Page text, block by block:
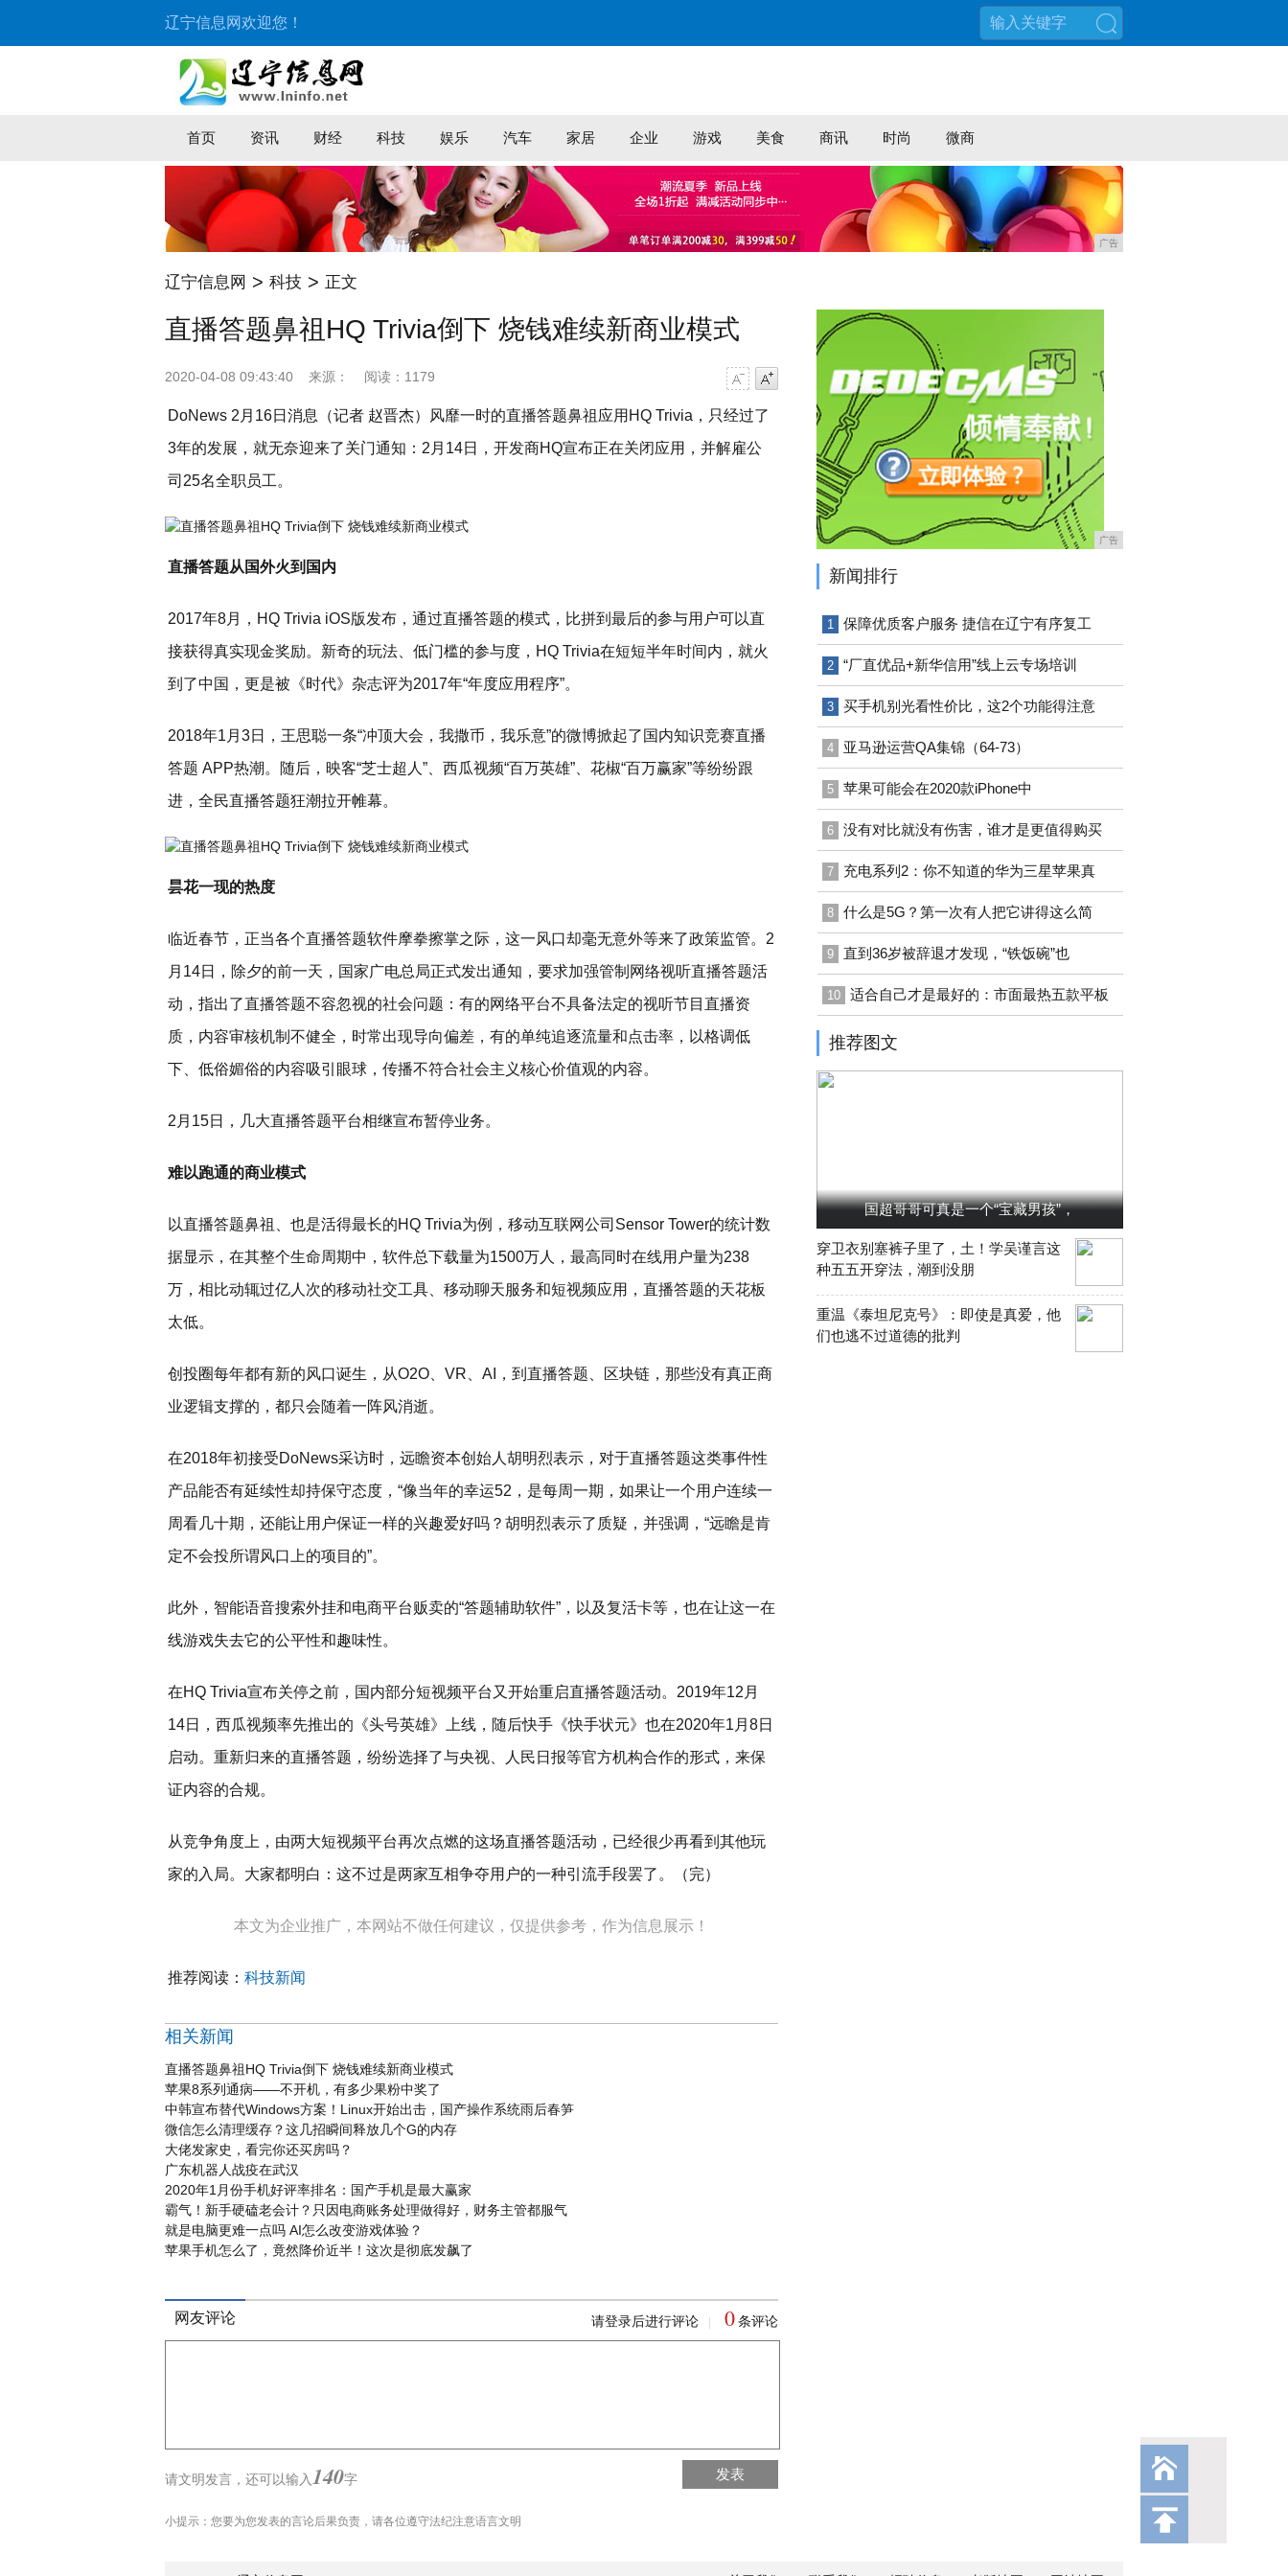
辽宁信息网欢迎您！
首页 资讯 财经 科技 娱乐 汽车 家居 企业 游戏 美食 商讯 时尚 微商
广告
辽宁信息网 > 科技 > 正文
直播答题鼻祖HQ Trivia倒下 烧钱难续新商业模式
2020-04-08 09:43:40 来源： 阅读：1179
DoNews 2月16日消息（记者 赵晋杰）风靡一时的直播答题鼻祖应用HQ Trivia，只经过了
3年的发展，就无奈迎来了关门通知：2月14日，开发商HQ宣布正在关闭应用，并解雇公
司25名全职员工。
直播答题从国外火到国内
2017年8月，HQ Trivia iOS版发布，通过直播答题的模式，比拼到最后的参与用户可以直
接获得真实现金奖励。新奇的玩法、低门槛的参与度，HQ Trivia在短短半年时间内，就火
到了中国，更是被《时代》杂志评为2017年“年度应用程序”。
2018年1月3日，王思聪一条“冲顶大会，我撒币，我乐意”的微博掀起了国内知识竞赛直播
答题 APP热潮。随后，映客“芝士超人”、西瓜视频“百万英雄”、花椒“百万赢家”等纷纷跟
进，全民直播答题狂潮拉开帷幕。
昙花一现的热度
临近春节，正当各个直播答题软件摩拳擦掌之际，这一风口却毫无意外等来了政策监管。2
月14日，除夕的前一天，国家广电总局正式发出通知，要求加强管制网络视听直播答题活
动，指出了直播答题不容忽视的社会问题：有的网络平台不具备法定的视听节目直播资
质，内容审核机制不健全，时常出现导向偏差，有的单纯追逐流量和点击率，以格调低
下、低俗媚俗的内容吸引眼球，传播不符合社会主义核心价值观的内容。
2月15日，几大直播答题平台相继宣布暂停业务。
难以跑通的商业模式
以直播答题鼻祖、也是活得最长的HQ Trivia为例，移动互联网公司Sensor Tower的统计数
据显示，在其整个生命周期中，软件总下载量为1500万人，最高同时在线用户量为238
万，相比动辄过亿人次的移动社交工具、移动聊天服务和短视频应用，直播答题的天花板
太低。
创投圈每年都有新的风口诞生，从O2O、VR、AI，到直播答题、区块链，那些没有真正商
业逻辑支撑的，都只会随着一阵风消逝。
在2018年初接受DoNews采访时，远瞻资本创始人胡明烈表示，对于直播答题这类事件性
产品能否有延续性却持保守态度，“像当年的幸运52，是每周一期，如果让一个用户连续一
周看几十期，还能让用户保证一样的兴趣爱好吗？胡明烈表示了质疑，并强调，“远瞻是肯
定不会投所谓风口上的项目的”。
此外，智能语音搜索外挂和电商平台贩卖的“答题辅助软件”，以及复活卡等，也在让这一在
线游戏失去它的公平性和趣味性。
在HQ Trivia宣布关停之前，国内部分短视频平台又开始重启直播答题活动。2019年12月
14日，西瓜视频率先推出的《头号英雄》上线，随后快手《快手状元》也在2020年1月8日
启动。重新归来的直播答题，纷纷选择了与央视、人民日报等官方机构合作的形式，来保
证内容的合规。
从竞争角度上，由两大短视频平台再次点燃的这场直播答题活动，已经很少再看到其他玩
家的入局。大家都明白：这不过是两家互相争夺用户的一种引流手段罢了。（完）
本文为企业推广，本网站不做任何建议，仅提供参考，作为信息展示！
推荐阅读： 科技新闻
相关新闻
直播答题鼻祖HQ Trivia倒下 烧钱难续新商业模式
苹果8系列通病——不开机，有多少果粉中奖了
中韩宣布替代Windows方案！Linux开始出击，国产操作系统雨后春笋
微信怎么清理缓存？这几招瞬间释放几个G的内存
大佬发家史，看完你还买房吗？
广东机器人战疫在武汉
2020年1月份手机好评率排名：国产手机是最大赢家
霸气！新手硬磕老会计？只因电商账务处理做得好，财务主管都服气
就是电脑更难一点吗 AI怎么改变游戏体验？
苹果手机怎么了，竟然降价近半！这次是彻底发飙了
网友评论 请登录后进行评论 0条评论
请文明发言， 还可以输入140字 发表
小提示：您要为您发表的言论后果负责，请各位遵守法纪注意语言文明
广告
新闻排行
1 保障优质客户服务 捷信在辽宁有序复工
2 “厂直优品+新华信用”线上云专场培训
3 买手机别光看性价比，这2个功能得注意
4 亚马逊运营QA集锦（64-73）
5 苹果可能会在2020款iPhone中
6 没有对比就没有伤害，谁才是更值得购买
7 充电系列2：你不知道的华为三星苹果真
8 什么是5G？第一次有人把它讲得这么简
9 直到36岁被辞退才发现，“铁饭碗”也
10 适合自己才是最好的：市面最热五款平板
推荐图文
国超哥哥可真是一个“宝藏男孩”，
穿卫衣别塞裤子里了，土！学吴谨言这
种五五开穿法，潮到没朋
重温《泰坦尼克号》：即使是真爱，他
们也逃不过道德的批判
回到首页